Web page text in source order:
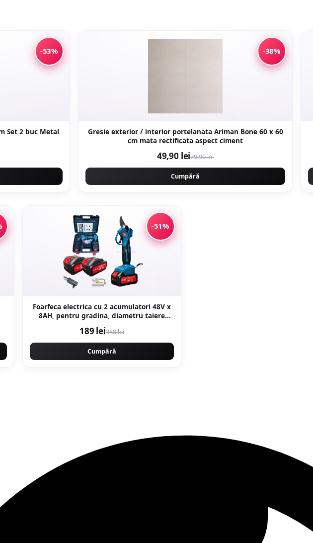
-53%
Set 2 buc Metal
-38%
Gresie exterior / interior portelanata Ariman Bone 60 x 60
cm mata rectificata aspect ciment
49,90 lei79,90 lei
Cumpără
-51%
Foarfeca electrica cu 2 acumulatori 48V x
8AH, pentru gradina, diametru taiere
ORIGINAL Protools CMP1612
189 lei388 lei
Cumpără